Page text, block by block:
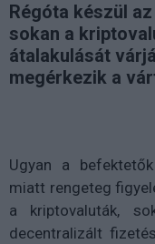
Régóta készül
sokan a
átalakulását
megérkezik a
Ugyan a
miatt rengeteg
a kriptovaluták,
decentralizált